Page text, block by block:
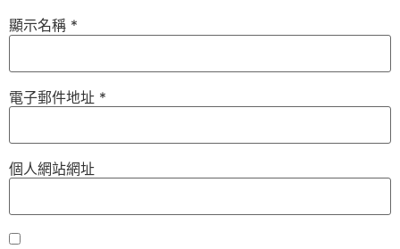
顯示名稱 *
電子郵件地址 *
個人網站網址